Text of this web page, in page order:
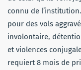
connu de
pour des vols
involontaire,
et violences
requiert 8 mois de